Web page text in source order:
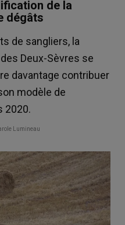
de la
dégâts
de sangliers, la
Deux-Sèvres se
davantage contribuer
modèle de
2020.
Lumineau